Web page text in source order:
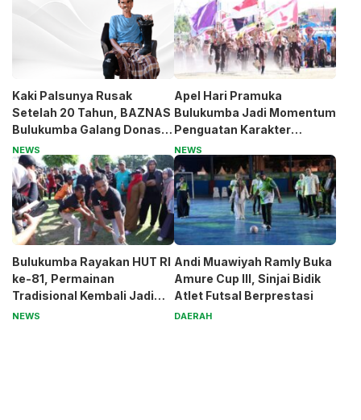
Kaki Palsunya Rusak
Setelah 20 Tahun, BAZNAS
Bulukumba Galang Donasi
untuk Pak Pardi
NEWS
Apel Hari Pramuka
Bulukumba Jadi Momentum
Penguatan Karakter
Generasi Muda
NEWS
Bulukumba Rayakan HUT RI
ke-81, Permainan
Tradisional Kembali Jadi
Magnet
NEWS
Andi Muawiyah Ramly Buka
Amure Cup III, Sinjai Bidik
Atlet Futsal Berprestasi
DAERAH